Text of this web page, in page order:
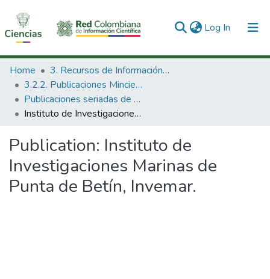
Log In (current)
Communities & Collections
All of DSpace
Statistics
Home
3. Recursos de Información Científica y Tecnológica
3.2.2. Publicaciones Minciencias
Publicaciones seriadas de Minciencias
Instituto de Investigaciones Marinas de Punta de Betín, Invemar.
Publication: Instituto de
Investigaciones Marinas de
Punta de Betín, Invemar.